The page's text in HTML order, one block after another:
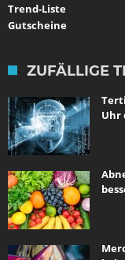
Trend-Liste
Gutscheine
ZUFÄLLIGE
Uhr